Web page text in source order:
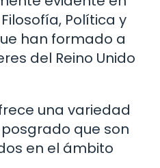
Política y
han formado a
del Reino Unido
una variedad
que son
en el ámbito